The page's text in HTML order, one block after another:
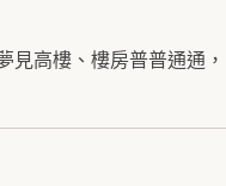
見高樓、樓房普普通通，